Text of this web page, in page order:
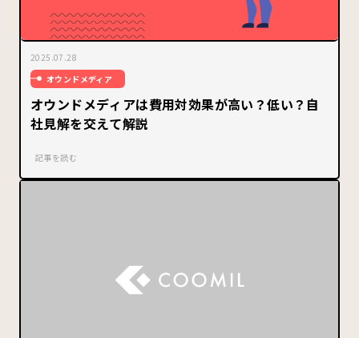
2025.07.28
オウンドメディア
オウンドメディアは費用対効果が高い？低い？自
社見解を交えて解説
記事を読む